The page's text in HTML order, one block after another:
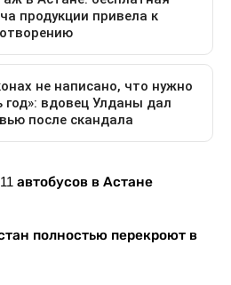
автобусов в Астане
полностью перекроют в